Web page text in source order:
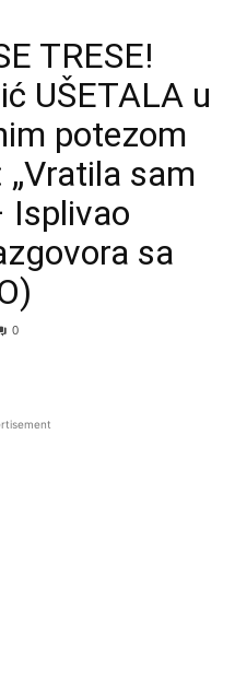
TRESE!
UŠETALA u
potezom
sam
Isplivao
sa
0